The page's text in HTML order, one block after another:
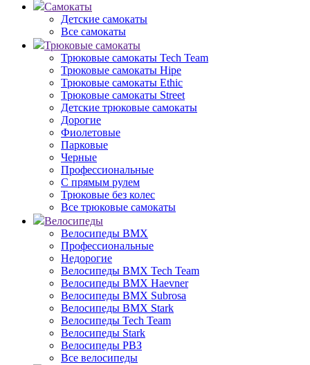
Самокаты
Детские самокаты
Все самокаты
Трюковые самокаты
Трюковые самокаты Tech Team
Трюковые самокаты Hipe
Трюковые самокаты Ethic
Трюковые самокаты Street
Детские трюковые самокаты
Дорогие
Фиолетовые
Парковые
Черные
Профессиональные
С прямым рулем
Трюковые без колес
Все трюковые самокаты
Велосипеды
Велосипеды BMX
Профессиональные
Недорогие
Велосипеды BMX Tech Team
Велосипеды BMX Haevner
Велосипеды BMX Subrosa
Велосипеды BMX Stark
Велосипеды Tech Team
Велосипеды Stark
Велосипеды РВЗ
Все велосипеды